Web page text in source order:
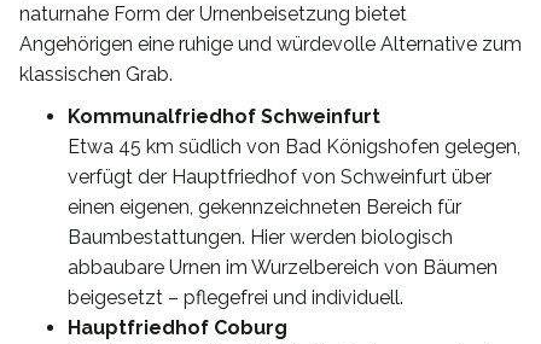
naturnahe Form der Urnenbeisetzung bietet
Angehörigen eine ruhige und würdevolle Alternative zum
klassischen Grab.
Kommunalfriedhof Schweinfurt
Etwa 45 km südlich von Bad Königshofen gelegen,
verfügt der Hauptfriedhof von Schweinfurt über
einen eigenen, gekennzeichneten Bereich für
Baumbestattungen. Hier werden biologisch
abbaubare Urnen im Wurzelbereich von Bäumen
beigesetzt – pflegefrei und individuell.
Hauptfriedhof Coburg